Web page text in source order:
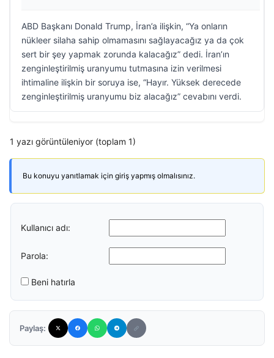
ABD Başkanı Donald Trump, İran’a ilişkin, “Ya onların
nükleer silaha sahip olmamasını sağlayacağız ya da çok
sert bir şey yapmak zorunda kalacağız” dedi. İran’ın
zenginleştirilmiş uranyumu tutmasına izin verilmesi
ihtimaline ilişkin bir soruya ise, “Hayır. Yüksek derecede
zenginleştirilmiş uranyumu biz alacağız” cevabını verdi.
1 yazı görüntüleniyor (toplam 1)
Bu konuyu yanıtlamak için giriş yapmış olmalısınız.
Kullanıcı adı:
Parola:
Beni hatırla
Paylaş: